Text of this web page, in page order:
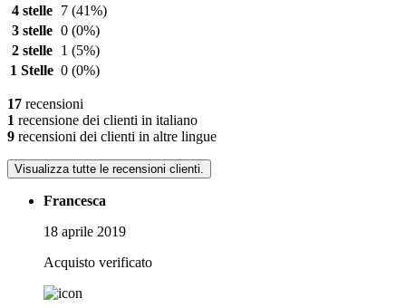
4 stelle
7 (41%)
3 stelle 0 (0%)
2 stelle
1 (5%)
1 Stelle 0 (0%)
17 recensioni
1 recensione dei clienti in italiano
9 recensioni dei clienti in altre lingue
Visualizza tutte le recensioni clienti.
Francesca
18 aprile 2019
Acquisto verificato